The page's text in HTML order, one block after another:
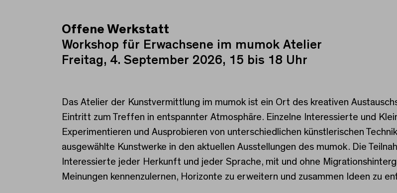
Offene Werkstatt
Offene Werkstatt
Workshop für Erwachsene im mumok Atelier
Freitag, 4. September 2026, 15 bis 18 Uhr
Das Atelier der Kunstvermittlung im mumok ist ein Ort des kreativen
Eintritt zum Treffen in entspannter Atmosphäre. Einzelne Interessierte und
Experimentieren und Ausprobieren von unterschiedlichen künstlerischen
ausgewählte Kunstwerke in den aktuellen Ausstellungen des mumok. Die
Interessierte jeder Herkunft und jeder Sprache, mit und ohne
Meinungen kennenzulernen, Horizonte zu erweitern und zusammen Ideen zu